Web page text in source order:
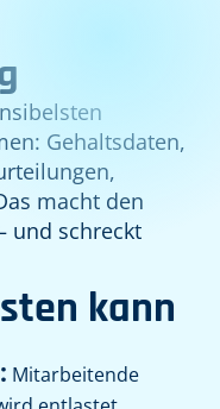
Gehaltsdaten,
macht den
und schreckt
kann
Mitarbeitende